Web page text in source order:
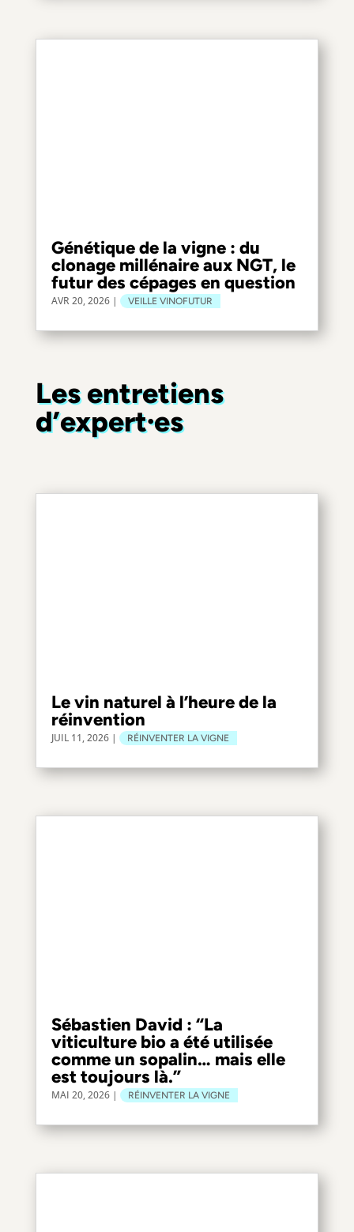
Génétique de la vigne : du
clonage millénaire aux NGT, le
futur des cépages en question
AVR 20, 2026| VEILLE VINOFUTUR
Les entretiens
d’expert·es
Le vin naturel à l’heure de la
réinvention
JUIL 11, 2026| RÉINVENTER LA VIGNE
Sébastien David : “La
viticulture bio a été utilisée
comme un sopalin… mais elle
est toujours là.”
MAI 20, 2026| RÉINVENTER LA VIGNE